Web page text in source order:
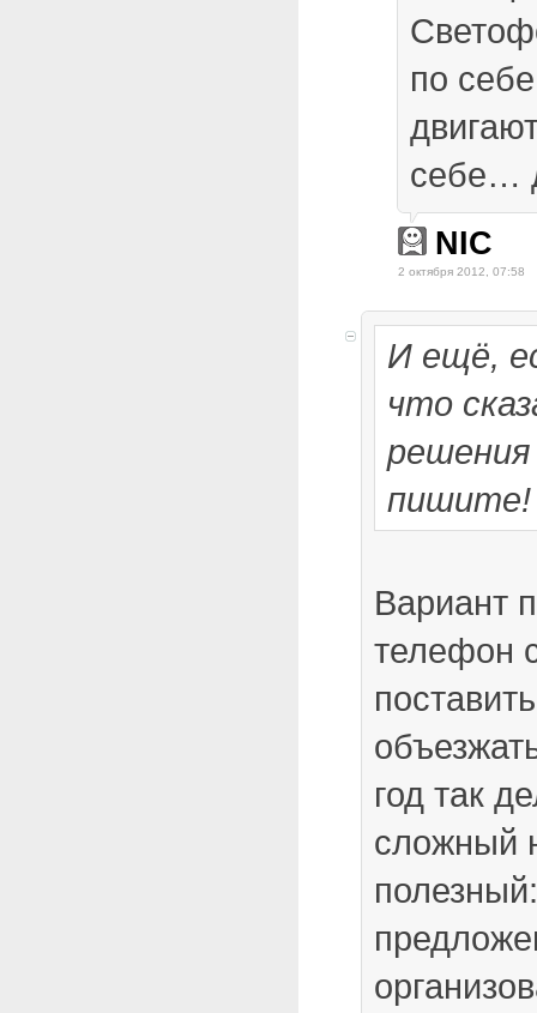
по
себе…
NIC
2 октября 2012, 07:58
И ещё,
что
пишите!
Вариант
телефон
год так
сложный